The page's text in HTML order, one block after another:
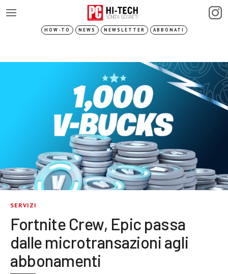
HOW-TO NEWS NEWSLETTER ABBONATI
SERVIZI
Fortnite Crew, Epic passa
dalle microtransazioni agli
abbonamenti